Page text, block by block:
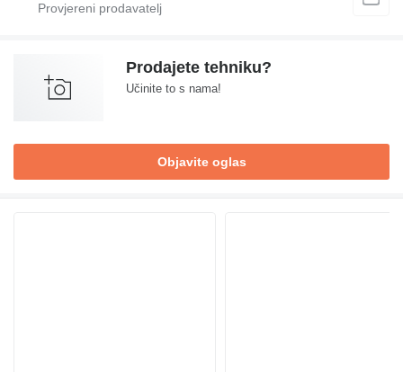
Prodajete tehniku?
Učinite to s nama!
Objavite oglas